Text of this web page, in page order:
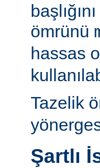
ömrünü
hassas
Tazelik
Şartlı